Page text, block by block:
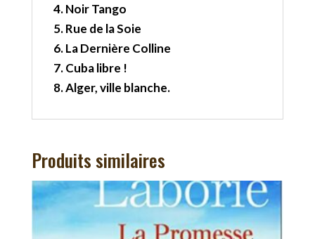
4. Noir Tango
5. Rue de la Soie
6. La Dernière Colline
7. Cuba libre !
8. Alger, ville blanche.
Produits similaires